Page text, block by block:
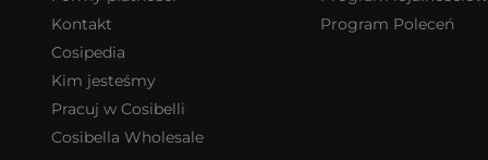
Kontakt
Cosipedia
Kim jesteśmy
Pracuj w Cosibelli
Cosibella Wholesale
Program Poleceń